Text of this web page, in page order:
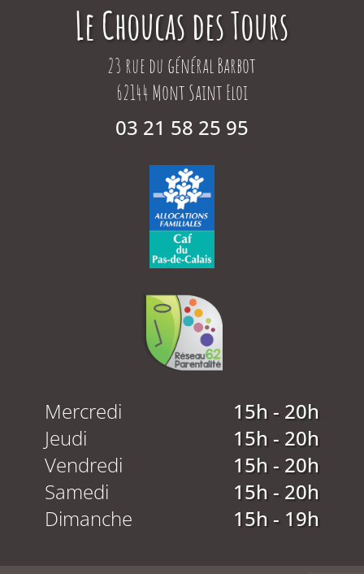
Le Choucas des Tours
23 rue du général Barbot
62144 Mont Saint Eloi
03 21 58 25 95
Mercredi
15h - 20h
Jeudi
15h - 20h
Vendredi
15h - 20h
Samedi
15h - 20h
Dimanche
15h - 19h